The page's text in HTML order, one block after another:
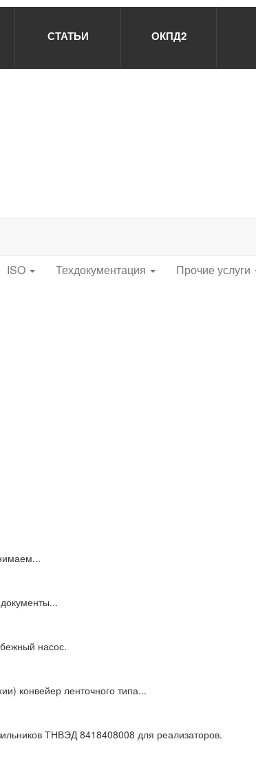
СТАТЬИ ОКПД2
ISO Техдокументация Прочие услуги
насос.
конвейер ленточного типа...
ТНВЭД 8418408008 для реализаторов.